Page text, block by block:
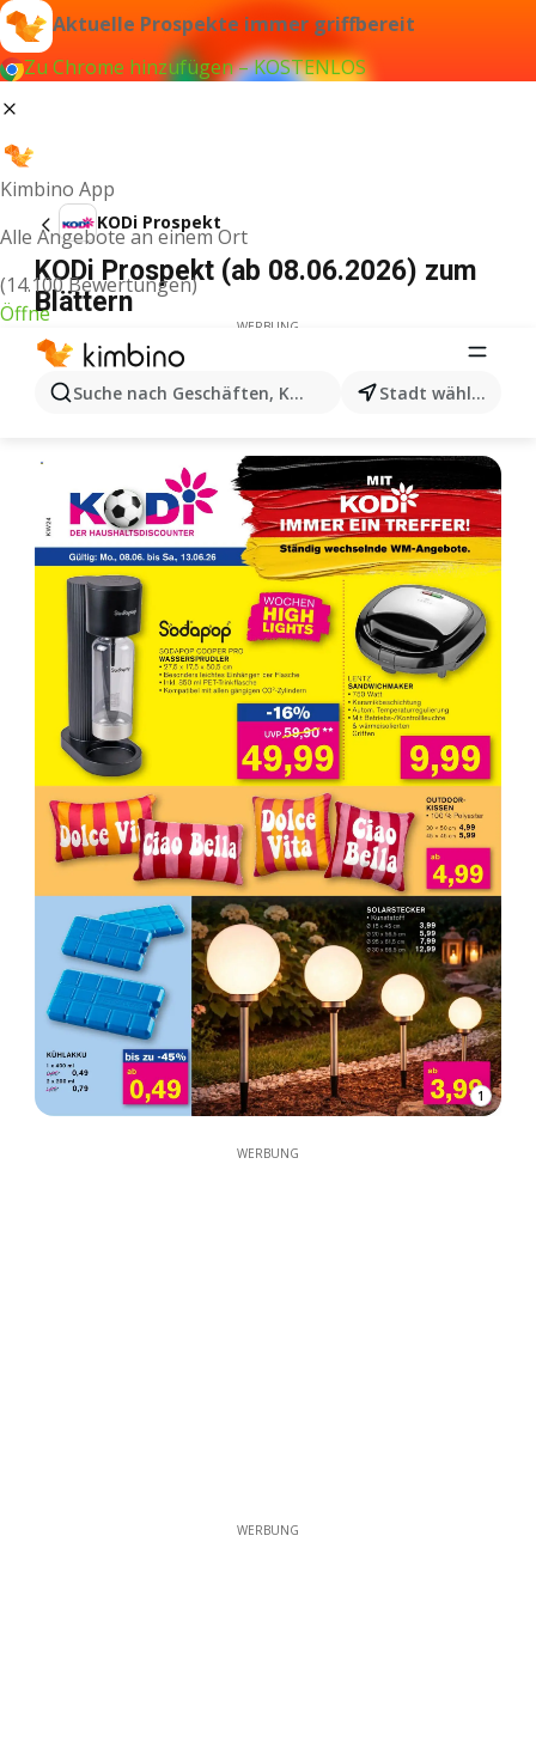
Aktuelle Prospekte immer griffbereit
Zu Chrome hinzufügen – KOSTENLOS
Kimbino App
Alle Angebote an einem Ort
(14.100 Bewertungen)
Öffne
Suche nach Geschäften, Kategorien, Produkten...
Stadt wählen
KODi Prospekt
KODi Prospekt (ab 08.06.2026) zum
Blättern
WERBUNG
1
WERBUNG
WERBUNG